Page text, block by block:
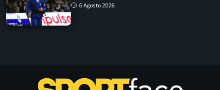
6 Agosto 2026